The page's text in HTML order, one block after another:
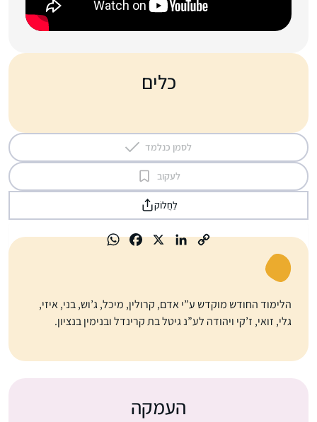
כלים
לסמן כנלמד
לעקוב
לַחֲלוֹק
הלימוד החודש מוקדש ע”י אדם, קרולין, מיכל, ג’וש, בני, איזי,
גלי, זואי, ז’קי ויהודה לע”נ גיטל בת קרינדל ובנימין בנציון.
העמקה